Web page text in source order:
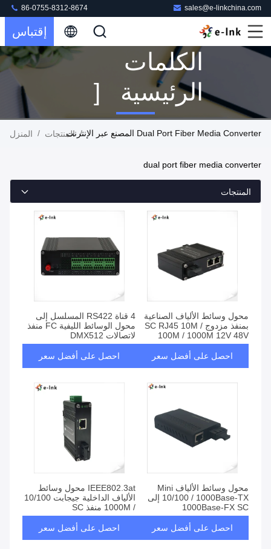
sales@e-linkchina.com
86-0755-8312-8674
إقتباس
الكلمات
الرئيسية [
Dual Port
Converter ]
تطابق 160
المنتجات
المنزل / المنتجات / Dual Port Fiber Media Converter المصنع عبر الإنترنت
dual port fiber media converter
المنتجات
محول وسائط الألياف الصناعية
بمنفذ مزدوج SC RJ45 10M /
100M / 1000M 12V 48V
احصل على أفضل سعر
4 قناة RS422 المسلسل إلى
محول الوسائط الليفية FC منفذ
لاتصالات DMX512
احصل على أفضل سعر
محول وسائط الألياف Mini
10/100 / 1000Base-TX إلى
1000Base-FX SC
احصل على أفضل سعر
IEEE802.3at محول وسائط
الألياف الداخلية جيجابت 10/100
/ 1000M منفذ SC
احصل على أفضل سعر